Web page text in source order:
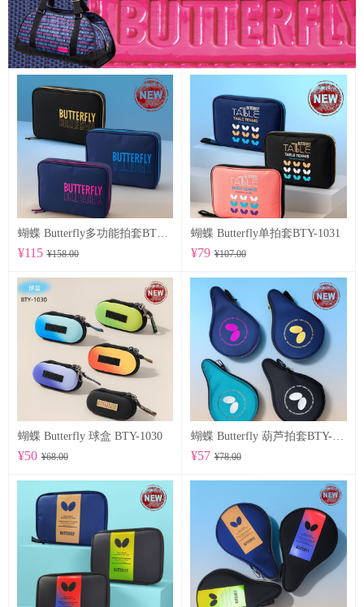
蝴蝶 Butterfly多功能拍套BTY-1032
¥115 ¥158.00
蝴蝶 Butterfly单拍套BTY-1031
¥79 ¥107.00
蝴蝶 Butterfly 球盒 BTY-1030
¥50 ¥68.00
蝴蝶 Butterfly 葫芦拍套BTY-1028
¥57 ¥78.00